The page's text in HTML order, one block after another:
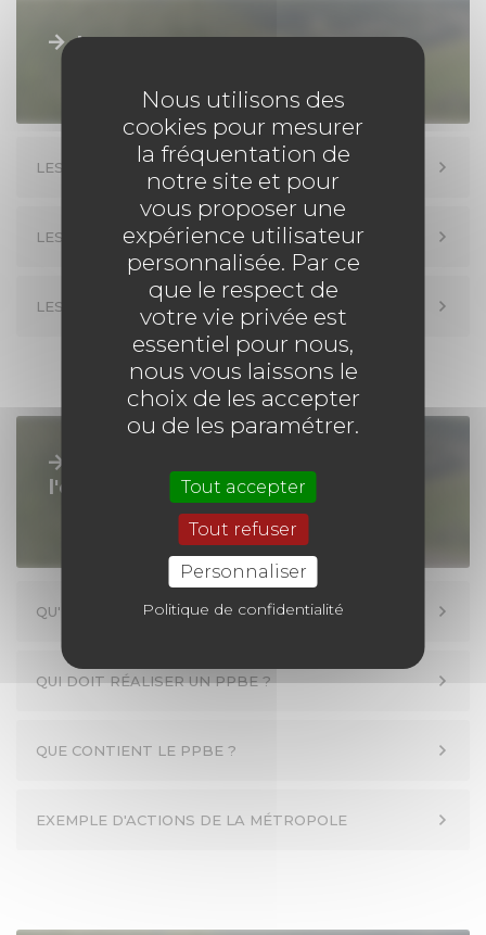
DESIGN
OFFRES D'EMPLOI
PORTAIL DES COMMUNES
MAGAZINES COMMUNES
Impacts
LES IMPACTS SANITAIRES
LES IMPACTS FINANCIERS
LES AUTRES IMPACTS
l'environnement
QU'EST-CE QU'UN PPBE ?
QUI DOIT RÉALISER UN PPBE ?
QUE CONTIENT LE PPBE ?
EXEMPLE D'ACTIONS DE LA MÉTROPOLE
Nous utilisons des
cookies pour mesurer
la fréquentation de
notre site et pour
vous proposer une
expérience utilisateur
personnalisée. Par ce
que le respect de
votre vie privée est
essentiel pour nous,
nous vous laissons le
choix de les accepter
ou de les paramétrer.
Tout accepter
Tout refuser
Personnaliser
Politique de confidentialité